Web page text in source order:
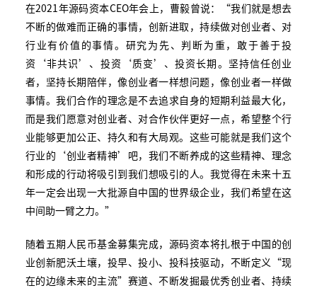
在2021年源码资本CEO年会上，曹毅曾说：“我们就是想去
不断的做难而正确的事情，创新进取，持续做对创业者、对
行业有价值的事情。研究为先、判断为重，敢于善于投
资‘非共识’、投资‘质变’、投资长期。坚持信任创业
者，坚持长期陪伴，像创业者一样想问题，像创业者一样做
事情。我们合作的理念是不去追求自身的短期利益最大化，
而是我们愿意对创业者、对合作伙伴更好一点，希望整个行
业能够更加公正、持久和有大局观。这些可能就是我们这个
行业的‘创业者精神’吧，我们不断养成的这些精神、理念
和形成的行动将吸引到我们想吸引的人。我觉得在未来十五
年一定会出现一大批源自中国的世界级企业，我们希望在这
中间助一臂之力。”
随着五期人民币基金募集完成，源码资本将扎根于中国的创
业创新肥沃土壤，投早、投小、投科技驱动，不断定义“现
在的边缘未来的主流”赛道、不断发掘最优秀创业者、持续